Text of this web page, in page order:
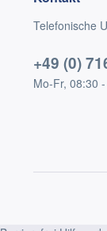
Telefonische
+49 (0)
Mo-Fr, 08:30